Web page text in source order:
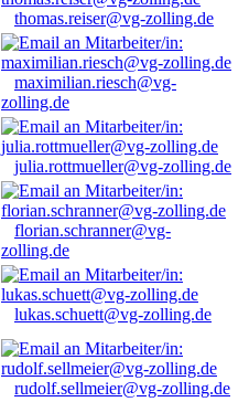
thomas.reiser@vg-zolling.de
maximilian.riesch@vg-
zolling.de
julia.rottmueller@vg-zolling.de
florian.schranner@vg-
zolling.de
lukas.schuett@vg-zolling.de
rudolf.sellmeier@vg-zolling.de